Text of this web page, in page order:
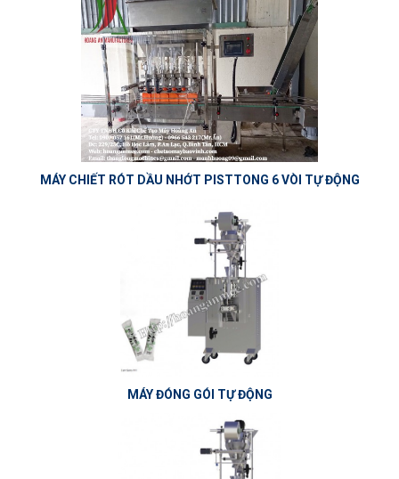
MÁY CHIẾT RÓT DẦU NHỚT PISTTONG 6 VÒI TỰ ĐỘNG
MÁY ĐÓNG GÓI TỰ ĐỘNG